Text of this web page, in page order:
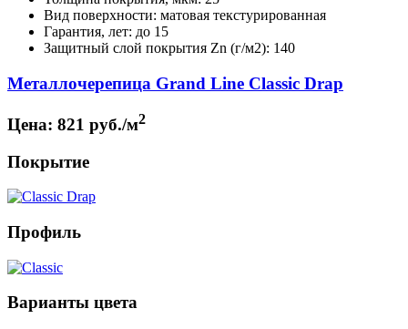
Вид поверхности: матовая текстурированная
Гарантия, лет: до 15
Защитный слой покрытия Zn (г/м2): 140
Металлочерепица Grand Line Classic Drap
Цена: 821 руб./м2
Покрытие
Профиль
Варианты цвета